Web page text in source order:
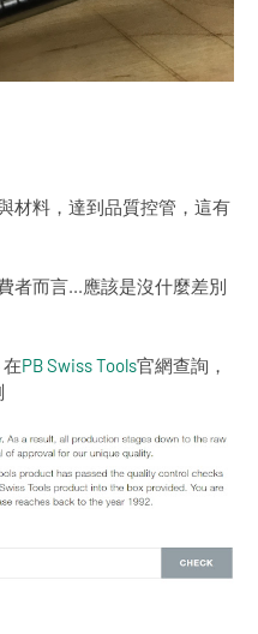
材料，達到品質控管，這有
者而言...應該是沒什麼差別
PB Swiss Tools官網查詢，